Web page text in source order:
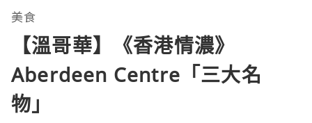
美食
【溫哥華】《香港情濃》
Aberdeen Centre「三大名
物」